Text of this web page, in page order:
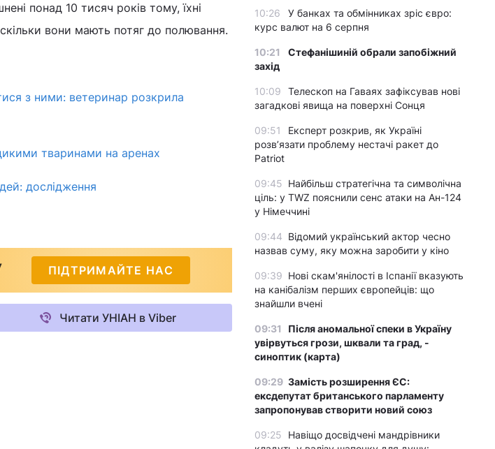
понад 10 тисяч років тому, їхні
вони мають потяг до полювання.
з ними: ветеринар розкрила
тваринами на аренах
дослідження
ПІДТРИМАЙТЕ НАС
Читати УНІАН в Viber
10:26
У банках та обмінниках зріс євро:
курс валют на 6 серпня
10:21
Стефанішиній обрали запобіжний
захід
10:09
Телескоп на Гаваях зафіксував нові
загадкові явища на поверхні Сонця
09:51
Експерт розкрив, як Україні
розвʼязати проблему нестачі ракет до
Patriot
09:45 Найбільш стратегічна та символічна
ціль: у TWZ пояснили сенс атаки на Ан-124
у Німеччині
09:44 Відомий український актор чесно
назвав суму, яку можна заробити у кіно
09:39 Нові скам'янілості в Іспанії вказують
на канібалізм перших європейців: що
знайшли вчені
09:31
Після аномальної спеки в Україну
увірвуться грози, шквали та град, -
синоптик (карта)
09:29 Замість розширення ЄС:
ексдепутат британського парламенту
запропонував створити новий союз
09:25
Навіщо досвідчені мандрівники